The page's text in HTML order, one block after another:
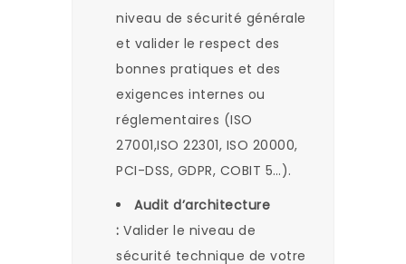
niveau de sécurité générale
et valider le respect des
bonnes pratiques et des
exigences internes ou
réglementaires (ISO
27001,ISO 22301, ISO 20000,
PCI-DSS, GDPR, COBIT 5…).
Audit d’architecture
: Valider le niveau de
sécurité technique de votre